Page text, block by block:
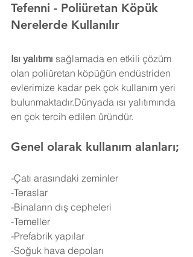
Tefenni - Poliüretan Köpük
Nerelerde Kullanılır
Isı yalıtımı sağlamada en etkili çözüm
olan poliüretan köpüğün endüstriden
evlerimize kadar pek çok kullanım yeri
bulunmaktadır.Dünyada ısı yalıtımında
en çok tercih edilen üründür.
Genel olarak kullanım alanları;
-Çatı arasındaki zeminler
-Teraslar
-Binaların dış cepheleri
-Temeller
-Prefabrik yapılar
-Soğuk hava depoları